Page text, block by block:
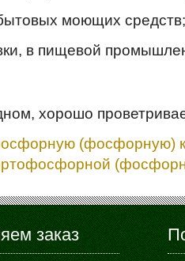
моющих средств;
в пищевой
хорошо
(фосфорную)
заказ